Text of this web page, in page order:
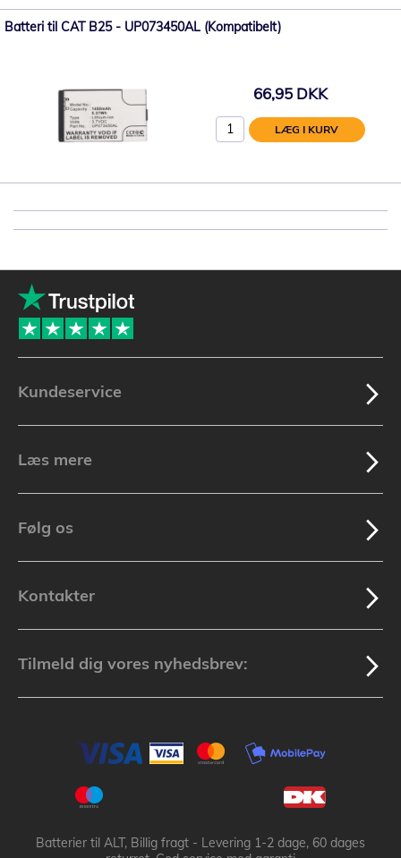
Batteri til CAT B25 - UP073450AL (Kompatibelt)
66,95 DKK
LÆG I KURV
Kundeservice
Læs mere
Følg os
Kontakter
Tilmeld dig vores nyhedsbrev:
Batterier til ALT, Billig fragt - Levering 1-2 dage, 60 dages